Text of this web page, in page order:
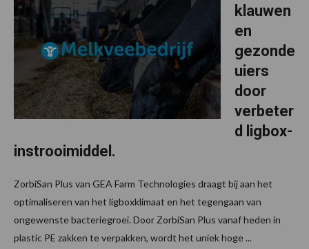
klauwen
en
gezonde
uiers
door
verbeter
d ligbox-
instrooimiddel.
ZorbiSan Plus van GEA Farm Technologies draagt bij aan het
optimaliseren van het ligboxklimaat en het tegengaan van
ongewenste bacteriegroei. Door ZorbiSan Plus vanaf heden in
plastic PE zakken te verpakken, wordt het uniek hoge ...